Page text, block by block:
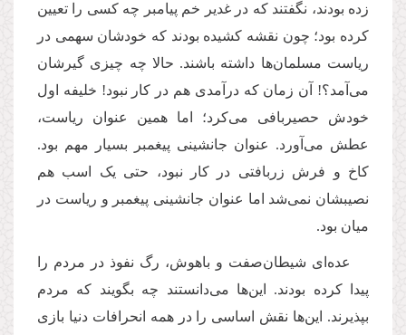
زده بودند، نگفتند که در غدیر خم پیامبر چه کسی را تعیین
کرده بود؛ چون نقشه کشیده بودند که خودشان سهمی در
ریاست مسلمان‌ها داشته باشند. حالا چه چیزی گیرشان
می‌آمد؟! آن زمان که درآمدی هم در کار نبود! خلیفه اول
خودش حصیربافی می‌‌کرد؛ اما همین عنوان ریاست،
عطش می‌‌آورد. عنوان جانشینی پیغمبر بسیار مهم بود.
کاخ و فرش زربافتی در کار نبود، حتی یک اسب هم
نصیبشان نمی‌‌شد اما عنوان جانشینی پیغمبر و ریاست در
میان بود.
عده‌ای شیطان‌صفت و باهوش، رگ نفوذ در مردم را
پیدا کرده بودند. این‌ها می‌دانستند چه بگویند که مردم
بپذیرند. این‌ها نقش اساسی را در همه انحرافات دنیا بازی